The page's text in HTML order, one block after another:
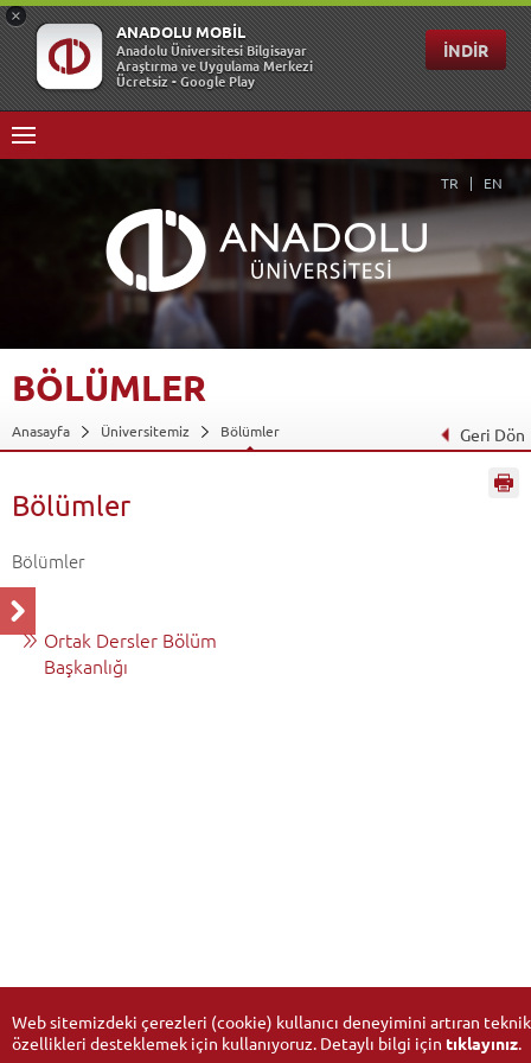
TR EN
BÖLÜMLER
Anasayfa Üniversitemiz Bölümler Geri Dön
Bölümler
Bölümler
Ortak Dersler Bölüm
Başkanlığı
Web sitemizdeki çerezleri (cookie) kullanıcı deneyimini artıran teknik
özellikleri desteklemek için kullanıyoruz. Detaylı bilgi için tıklayınız.